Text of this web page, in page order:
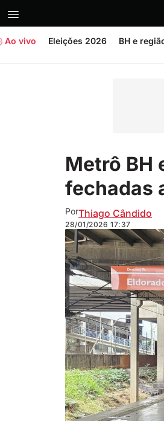
Ao vivo Eleições 2026 BH e
Metrô BH
fechadas
PorThiago Cândido
28/01/2026 17:37